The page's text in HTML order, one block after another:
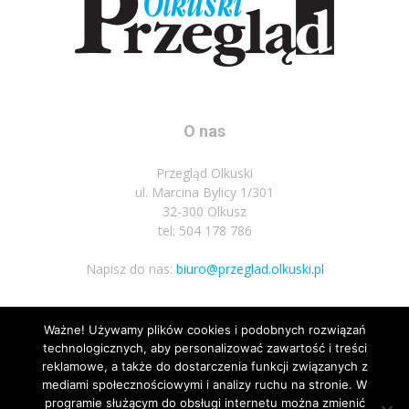
O nas
Przegląd Olkuski
ul. Marcina Bylicy 1/301
32-300 Olkusz
tel: 504 178 786
Napisz do nas: biuro@przeglad.olkuski.pl
Podążaj za nami
Ważne! Używamy plików cookies i podobnych rozwiązań
technologicznych, aby personalizować zawartość i treści
reklamowe, a także do dostarczenia funkcji związanych z
mediami społecznościowymi i analizy ruchu na stronie. W
programie służącym do obsługi internetu można zmienić